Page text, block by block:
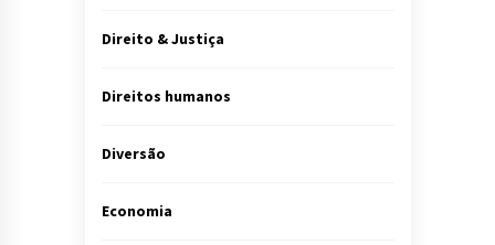
Direito & Justiça
Direitos humanos
Diversão
Economia